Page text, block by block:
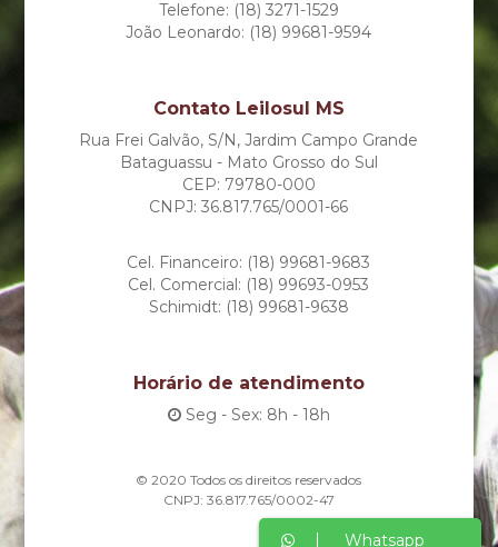
Telefone: (18) 3271-1529
João Leonardo: (18) 99681-9594
Contato Leilosul MS
Rua Frei Galvão, S/N, Jardim Campo Grande
Bataguassu - Mato Grosso do Sul
CEP: 79780-000
CNPJ: 36.817.765/0001-66
Cel. Financeiro: (18) 99681-9683
Cel. Comercial: (18) 99693-0953
Schimidt: (18) 99681-9638
Horário de atendimento
Seg - Sex: 8h - 18h
© 2020 Todos os direitos reservados
CNPJ: 36.817.765/0002-47
Whatsapp